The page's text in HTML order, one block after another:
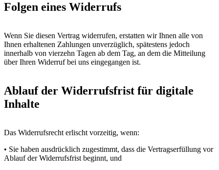
Folgen eines Widerrufs
Wenn Sie diesen Vertrag widerrufen, erstatten wir Ihnen alle von
Ihnen erhaltenen Zahlungen unverzüglich, spätestens jedoch
innerhalb von vierzehn Tagen ab dem Tag, an dem die Mitteilung
über Ihren Widerruf bei uns eingegangen ist.
Ablauf der Widerrufsfrist für digitale
Inhalte
Das Widerrufsrecht erlischt vorzeitig, wenn:
• Sie haben ausdrücklich zugestimmt, dass die Vertragserfüllung vor
Ablauf der Widerrufsfrist beginnt, und